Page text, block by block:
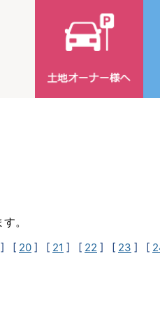
。
[ 20 ] [ 21 ] [ 22 ] [ 23 ] [